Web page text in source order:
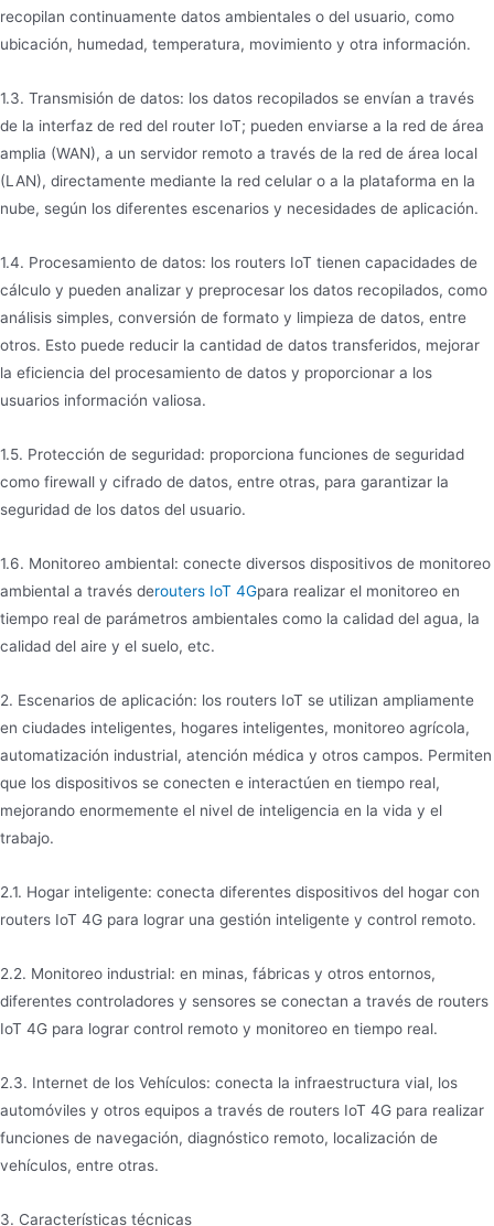
recopilan continuamente datos ambientales o del usuario, como
ubicación, humedad, temperatura, movimiento y otra información.
1.3. Transmisión de datos: los datos recopilados se envían a través
de la interfaz de red del router IoT; pueden enviarse a la red de área
amplia (WAN), a un servidor remoto a través de la red de área local
(LAN), directamente mediante la red celular o a la plataforma en la
nube, según los diferentes escenarios y necesidades de aplicación.
1.4. Procesamiento de datos: los routers IoT tienen capacidades de
cálculo y pueden analizar y preprocesar los datos recopilados, como
análisis simples, conversión de formato y limpieza de datos, entre
otros. Esto puede reducir la cantidad de datos transferidos, mejorar
la eficiencia del procesamiento de datos y proporcionar a los
usuarios información valiosa.
1.5. Protección de seguridad: proporciona funciones de seguridad
como firewall y cifrado de datos, entre otras, para garantizar la
seguridad de los datos del usuario.
1.6. Monitoreo ambiental: conecte diversos dispositivos de monitoreo
ambiental a través derouters IoT 4Gpara realizar el monitoreo en
tiempo real de parámetros ambientales como la calidad del agua, la
calidad del aire y el suelo, etc.
2. Escenarios de aplicación: los routers IoT se utilizan ampliamente
en ciudades inteligentes, hogares inteligentes, monitoreo agrícola,
automatización industrial, atención médica y otros campos. Permiten
que los dispositivos se conecten e interactúen en tiempo real,
mejorando enormemente el nivel de inteligencia en la vida y el
trabajo.
2.1. Hogar inteligente: conecta diferentes dispositivos del hogar con
routers IoT 4G para lograr una gestión inteligente y control remoto.
2.2. Monitoreo industrial: en minas, fábricas y otros entornos,
diferentes controladores y sensores se conectan a través de routers
IoT 4G para lograr control remoto y monitoreo en tiempo real.
2.3. Internet de los Vehículos: conecta la infraestructura vial, los
automóviles y otros equipos a través de routers IoT 4G para realizar
funciones de navegación, diagnóstico remoto, localización de
vehículos, entre otras.
3. Características técnicas